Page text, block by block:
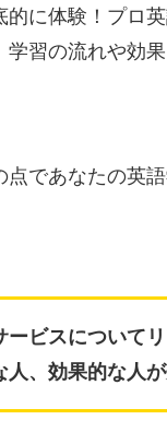
に体験！プロ
習の流れや効
であなたの英
ビスについて
、効果的な人